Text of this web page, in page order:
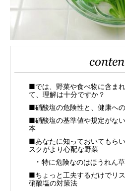
■では、野菜や食べ物に含ま
て、理解は十分ですか？
■硝酸塩の危険性と、健康への
■硝酸塩の基準値や規定がな
本
■あなたに知っておいてもら
スクがより心配な野菜
特に危険なのはほうれん
■ちょっと工夫するだけでリ
硝酸塩の対策法